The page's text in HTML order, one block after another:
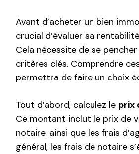
Avant d’acheter un bien
crucial d’évaluer sa
Cela nécessite de se
critères clés. Comprendre
permettra de faire un choix
Tout d’abord, calculez le prix
Ce montant inclut le prix de
notaire, ainsi que les frais
général, les frais de notaire